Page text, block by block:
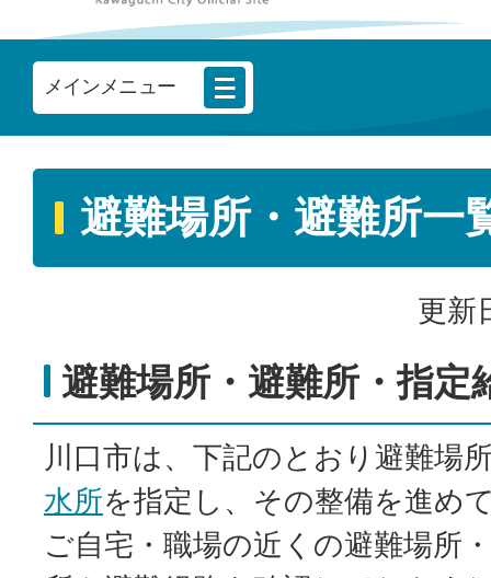
メインメニュー
避難場所・避難所一
更新
避難場所・避難所・指定
川口市は、下記のとおり避難場
水所を指定し、その整備を進め
ご自宅・職場の近くの避難場所